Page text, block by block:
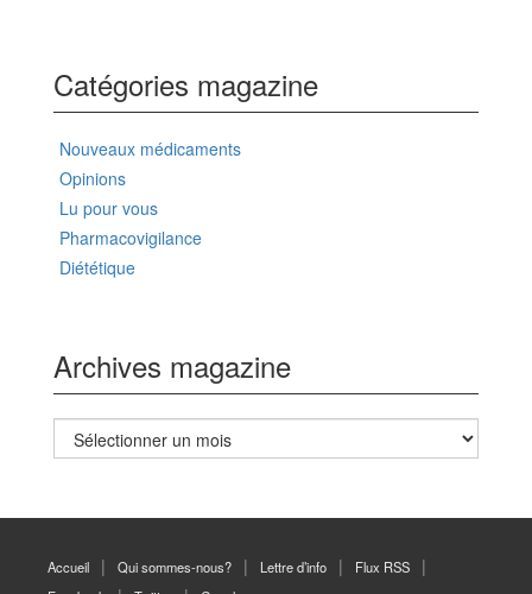
Catégories magazine
Nouveaux médicaments
Opinions
Lu pour vous
Pharmacovigilance
Diététique
Archives magazine
Archives
magazine
Accueil Qui sommes-nous? Lettre d’info
Flux RSS